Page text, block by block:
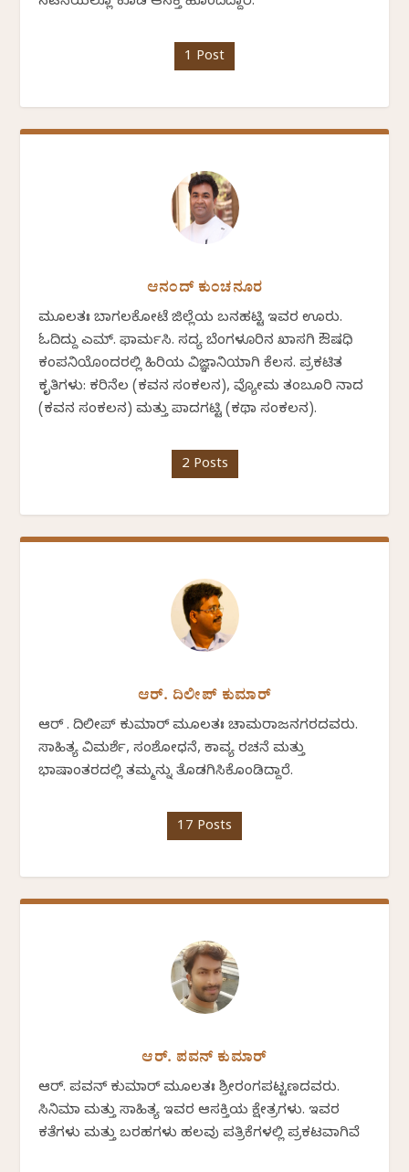
1 Post
ಆನಂದ್ ಕುಂಚನೂರ
ಮೂಲತಃ ಬಾಗಲಕೋಟೆ ಜಿಲ್ಲೆಯ ಬನಹಟ್ಟಿ ಇವರ ಊರು.
ಓದಿದ್ದು ಎಮ್. ಫಾರ್ಮಸಿ. ಸದ್ಯ ಬೆಂಗಳೂರಿನ ಖಾಸಗಿ ಔಷಧಿ
ಕಂಪನಿಯೊಂದರಲ್ಲಿ ಹಿರಿಯ ವಿಜ್ಞಾನಿಯಾಗಿ ಕೆಲಸ. ಪ್ರಕಟಿತ
ಕೃತಿಗಳು: ಕರಿನೆಲ (ಕವನ ಸಂಕಲನ), ವ್ಯೋಮ ತಂಬೂರಿ ನಾದ
(ಕವನ ಸಂಕಲನ) ಮತ್ತು ಪಾದಗಟ್ಟಿ (ಕಥಾ ಸಂಕಲನ).
2 Posts
ಆರ್. ದಿಲೀಪ್ ಕುಮಾರ್
ಆರ್ . ದಿಲೀಪ್ ಕುಮಾರ್ ಮೂಲತಃ ಚಾಮರಾಜನಗರದವರು.
ಸಾಹಿತ್ಯ ವಿಮರ್ಶೆ, ಸಂಶೋಧನೆ, ಕಾವ್ಯ ರಚನೆ ಮತ್ತು
ಭಾಷಾಂತರದಲ್ಲಿ ತಮ್ಮನ್ನು ತೊಡಗಿಸಿಕೊಂಡಿದ್ದಾರೆ.
17 Posts
ಆರ್. ಪವನ್‌ ಕುಮಾರ್‌
ಆರ್. ಪವನ್‌ ಕುಮಾರ್ ಮೂಲತಃ ಶ್ರೀರಂಗಪಟ್ಟಣದವರು.
ಸಿನಿಮಾ ಮತ್ತು ಸಾಹಿತ್ಯ ಇವರ ಆಸಕ್ತಿಯ ಕ್ಷೇತ್ರಗಳು. ಇವರ
ಕತೆಗಳು ಮತ್ತು ಬರಹಗಳು ಹಲವು ಪತ್ರಿಕೆಗಳಲ್ಲಿ ಪ್ರಕಟವಾಗಿವೆ